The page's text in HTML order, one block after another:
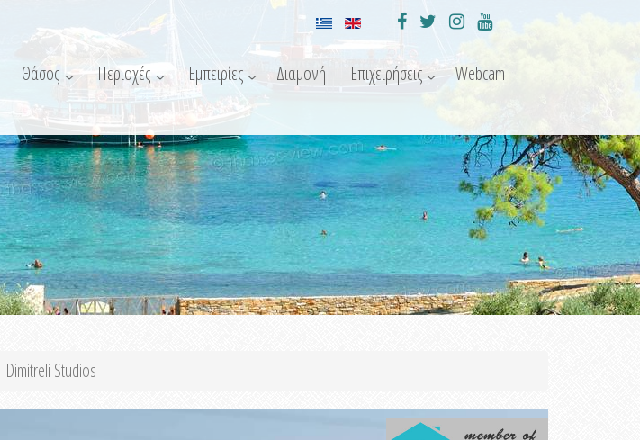
Θάσος Περιοχές Εμπειρίες Διαμονή Επιχειρήσεις Webcam
Dimitreli Studios